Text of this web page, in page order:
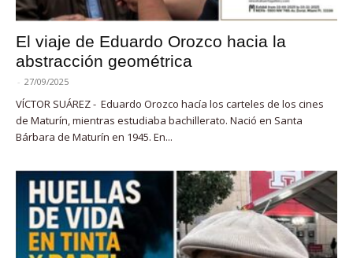
El viaje de Eduardo Orozco hacia la
abstracción geométrica
- 27/09/2025
VÍCTOR SUÁREZ - Eduardo Orozco hacía los carteles de los cines
de Maturín, mientras estudiaba bachillerato. Nació en Santa
Bárbara de Maturín en 1945. En...